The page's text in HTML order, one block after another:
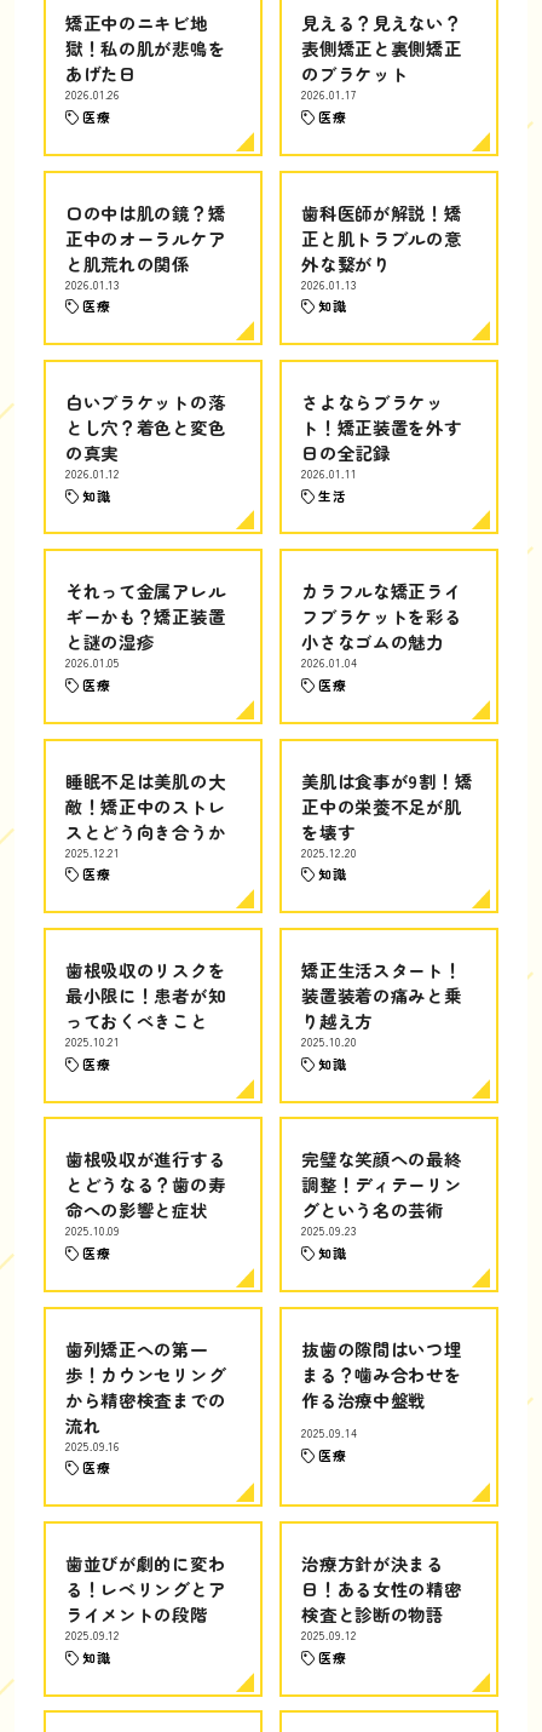
矯正中のニキビ地
獄！私の肌が悲鳴を
あげた日
2026.01.26
医療
見える？見えない？
表側矯正と裏側矯正
のブラケット
2026.01.17
医療
口の中は肌の鏡？矯
正中のオーラルケア
と肌荒れの関係
2026.01.13
医療
歯科医師が解説！矯
正と肌トラブルの意
外な繋がり
2026.01.13
知識
白いブラケットの落
とし穴？着色と変色
の真実
2026.01.12
知識
さよならブラケッ
ト！矯正装置を外す
日の全記録
2026.01.11
生活
それって金属アレル
ギーかも？矯正装置
と謎の湿疹
2026.01.05
医療
カラフルな矯正ライ
フブラケットを彩る
小さなゴムの魅力
2026.01.04
医療
睡眠不足は美肌の大
敵！矯正中のストレ
スとどう向き合うか
2025.12.21
医療
美肌は食事が9割！矯
正中の栄養不足が肌
を壊す
2025.12.20
知識
歯根吸収のリスクを
最小限に！患者が知
っておくべきこと
2025.10.21
医療
矯正生活スタート！
装置装着の痛みと乗
り越え方
2025.10.20
知識
歯根吸収が進行する
とどうなる？歯の寿
命への影響と症状
2025.10.09
医療
完璧な笑顔への最終
調整！ディテーリン
グという名の芸術
2025.09.23
知識
歯列矯正への第一
歩！カウンセリング
から精密検査までの
流れ
2025.09.16
医療
抜歯の隙間はいつ埋
まる？噛み合わせを
作る治療中盤戦
2025.09.14
医療
歯並びが劇的に変わ
る！レベリングとア
ライメントの段階
2025.09.12
知識
治療方針が決まる
日！ある女性の精密
検査と診断の物語
2025.09.12
医療